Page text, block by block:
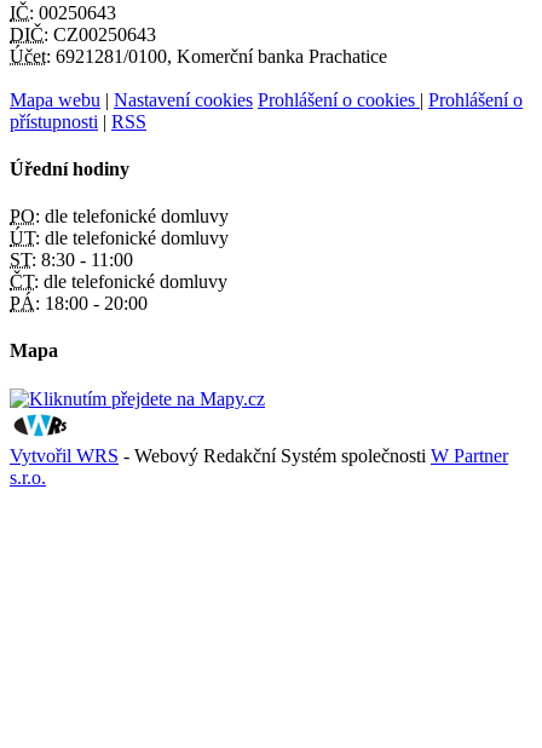
IČ: 00250643
DIČ: CZ00250643
Účet: 6921281/0100, Komerční banka Prachatice
Mapa webu | Nastavení cookies Prohlášení o cookies | Prohlášení o
přístupnosti | RSS
Úřední hodiny
PO: dle telefonické domluvy
ÚT: dle telefonické domluvy
ST: 8:30 - 11:00
ČT: dle telefonické domluvy
PÁ: 18:00 - 20:00
Mapa
Vytvořil WRS - Webový Redakční Systém společnosti W Partner
s.r.o.